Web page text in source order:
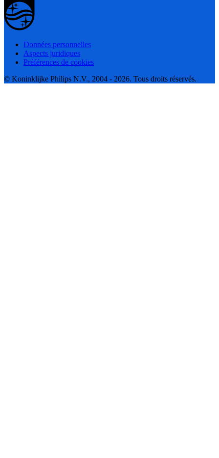
Données personnelles
Aspects juridiques
Préférences de cookies
© Koninklijke Philips N.V., 2004 - 2026. Tous droits réservés.